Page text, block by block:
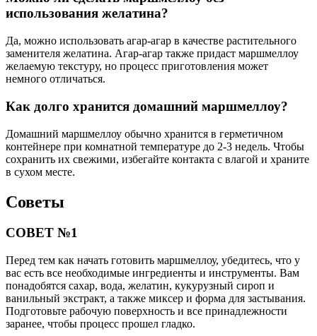
использования желатина?
Да, можно использовать агар-агар в качестве растительного
заменителя желатина. Агар-агар также придаст маршмеллоу
желаемую текстуру, но процесс приготовления может
немного отличаться.
Как долго хранится домашний маршмеллоу?
Домашний маршмеллоу обычно хранится в герметичном
контейнере при комнатной температуре до 2-3 недель. Чтобы
сохранить их свежими, избегайте контакта с влагой и храните
в сухом месте.
Советы
СОВЕТ №1
Перед тем как начать готовить маршмеллоу, убедитесь, что у
вас есть все необходимые ингредиенты и инструменты. Вам
понадобятся сахар, вода, желатин, кукурузный сироп и
ванильный экстракт, а также миксер и форма для застывания.
Подготовьте рабочую поверхность и все принадлежности
заранее, чтобы процесс прошел гладко.